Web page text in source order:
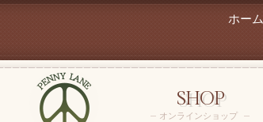
ホーム
SHOP
オンラインショップ